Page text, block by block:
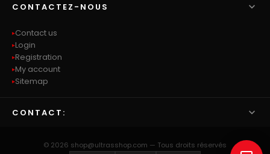
CONTACTEZ-NOUS 
Contact us
Login
Registration
My account
Sitemap
CONTACT: 
© 2026 shop@ultrasshop.com — Tous droits réservés